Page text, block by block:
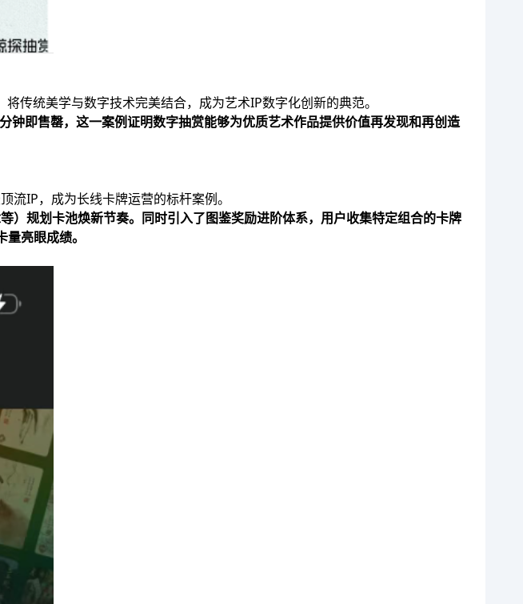
传统美学与数字技术完美结合，成为艺术IP数字化创新的典范。
钟即售罄，这一案例证明数字抽赏能够为优质艺术作品提供价值再发现和再创造
IP，成为长线卡牌运营的标杆案例。
规划卡池焕新节奏。同时引入了图鉴奖励进阶体系，用户收集特定组合的卡牌
亮眼成绩。